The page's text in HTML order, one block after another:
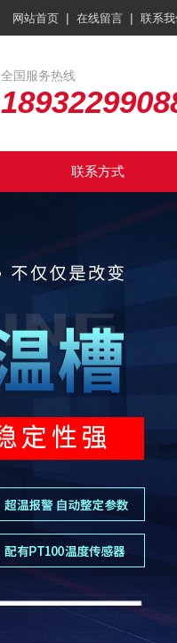
网站首页 | 在线留言 | 联系
全国服务热线
联系方式